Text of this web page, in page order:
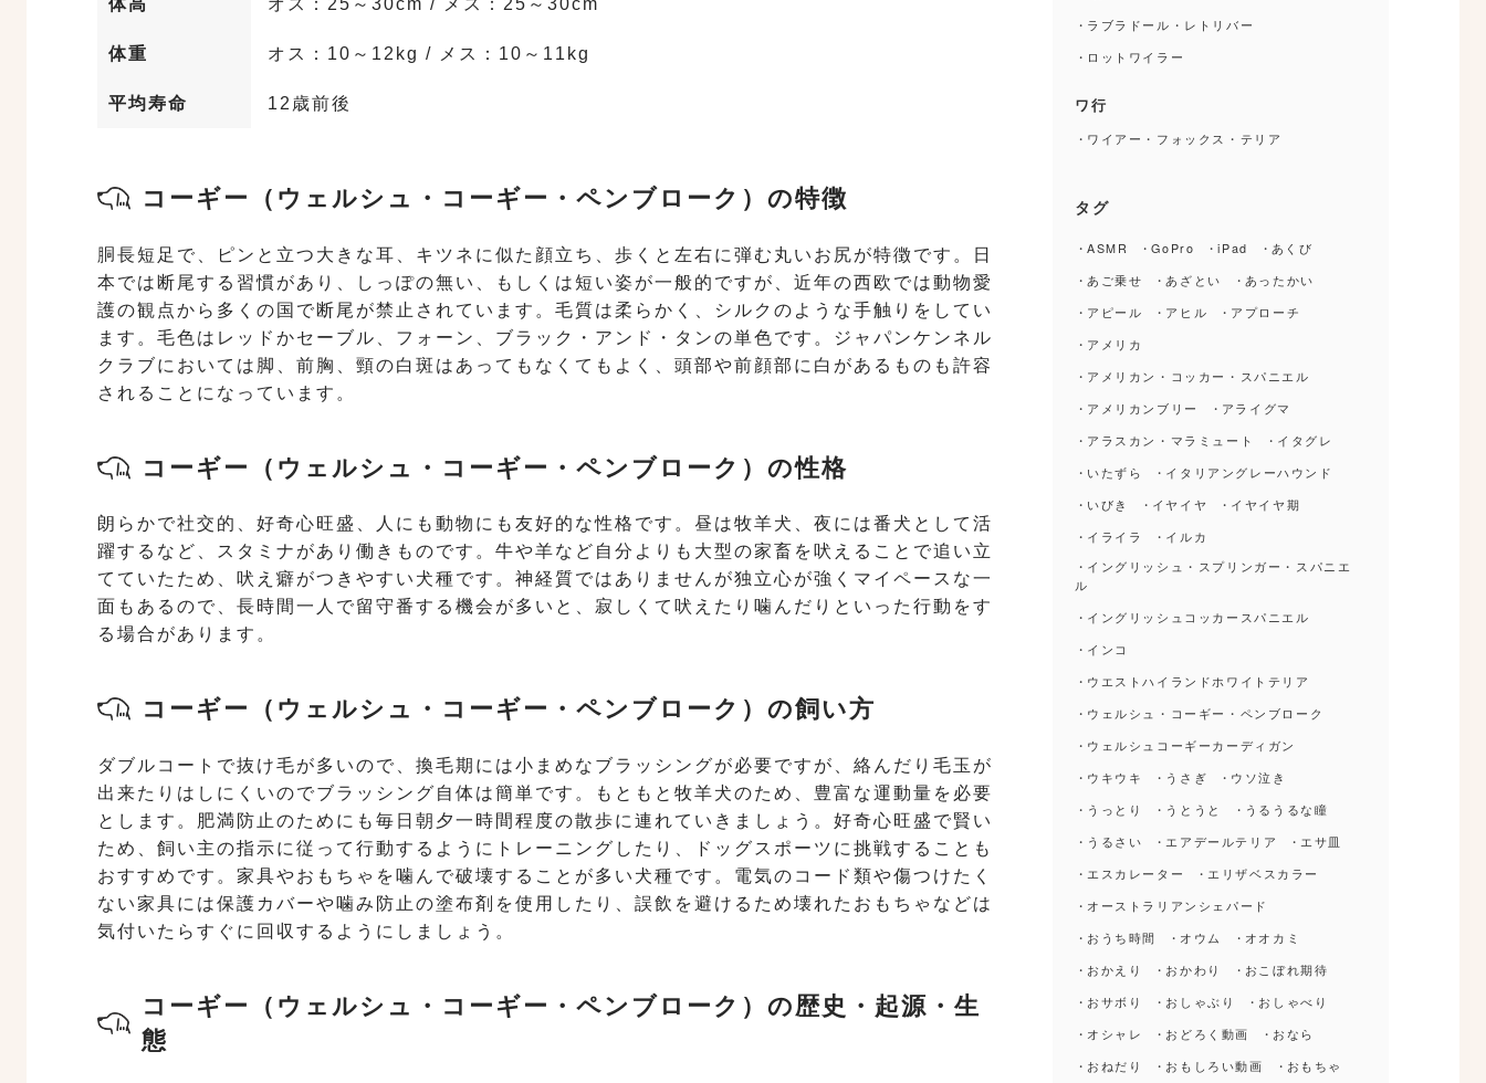
体高 オス：25～30cm / メス：25～30cm
体重 オス：10～12kg / メス：10～11kg
平均寿命 12歳前後
コーギー（ウェルシュ・コーギー・ペンブローク）の特徴
胴長短足で、ピンと立つ大きな耳、キツネに似た顔立ち、歩くと左右に弾む丸いお尻が特徴です。日
本では断尾する習慣があり、しっぽの無い、もしくは短い姿が一般的ですが、近年の西欧では動物愛
護の観点から多くの国で断尾が禁止されています。毛質は柔らかく、シルクのような手触りをしてい
ます。毛色はレッドかセーブル、フォーン、ブラック・アンド・タンの単色です。ジャパンケンネル
クラブにおいては脚、前胸、頸の白斑はあってもなくてもよく、頭部や前顔部に白があるものも許容
されることになっています。
コーギー（ウェルシュ・コーギー・ペンブローク）の性格
朗らかで社交的、好奇心旺盛、人にも動物にも友好的な性格です。昼は牧羊犬、夜には番犬として活
躍するなど、スタミナがあり働きものです。牛や羊など自分よりも大型の家畜を吠えることで追い立
てていたため、吠え癖がつきやすい犬種です。神経質ではありませんが独立心が強くマイペースな一
面もあるので、長時間一人で留守番する機会が多いと、寂しくて吠えたり噛んだりといった行動をす
る場合があります。
コーギー（ウェルシュ・コーギー・ペンブローク）の飼い方
ダブルコートで抜け毛が多いので、換毛期には小まめなブラッシングが必要ですが、絡んだり毛玉が
出来たりはしにくいのでブラッシング自体は簡単です。もともと牧羊犬のため、豊富な運動量を必要
とします。肥満防止のためにも毎日朝夕一時間程度の散歩に連れていきましょう。好奇心旺盛で賢い
ため、飼い主の指示に従って行動するようにトレーニングしたり、ドッグスポーツに挑戦することも
おすすめです。家具やおもちゃを噛んで破壊することが多い犬種です。電気のコード類や傷つけたく
ない家具には保護カバーや噛み防止の塗布剤を使用したり、誤飲を避けるため壊れたおもちゃなどは
気付いたらすぐに回収するようにしましょう。
コーギー（ウェルシュ・コーギー・ペンブローク）の歴史・起源・生
態
ラブラドール・レトリバー
ロットワイラー
ワ行
ワイアー・フォックス・テリア
タグ
ASMR GoPro iPad
あくび
あご乗せ
あざとい
あったかい
アピール
アヒル
アプローチ
アメリカ
アメリカン・コッカー・スパニエル
アメリカンブリー
アライグマ
アラスカン・マラミュート
イタグレ
いたずら
イタリアングレーハウンド
いびき
イヤイヤ
イヤイヤ期
イライラ
イルカ
イングリッシュ・スプリンガー・スパニエ
ル
イングリッシュコッカースパニエル
インコ
ウエストハイランドホワイトテリア
ウェルシュ・コーギー・ペンブローク
ウェルシュコーギーカーディガン
ウキウキ
うさぎ
ウソ泣き
うっとり
うとうと
うるうるな瞳
うるさい
エアデールテリア
エサ皿
エスカレーター
エリザベスカラー
オーストラリアンシェパード
おうち時間
オウム
オオカミ
おかえり
おかわり
おこぼれ期待
おサボり
おしゃぶり
おしゃべり
オシャレ
おどろく動画
おなら
おねだり
おもしろい動画
おもちゃ